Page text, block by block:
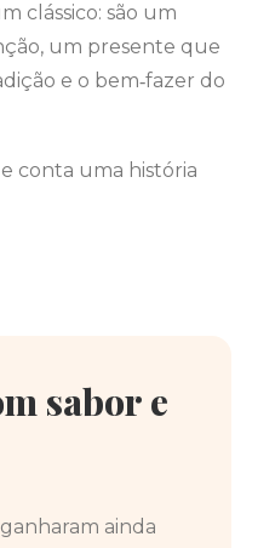
clássico: são um
um presente que
e o bem‑fazer do
conta uma história
sabor e
ainda